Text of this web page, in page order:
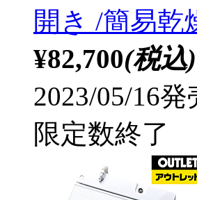
開き /簡易乾
¥82,700(税込)
2023/05/16発
限定数終了